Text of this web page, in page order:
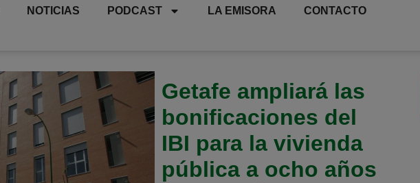
NOTICIAS PODCAST LA EMISORA CONTACTO
Getafe ampliará las
bonificaciones del
IBI para la vivienda
pública a ocho años